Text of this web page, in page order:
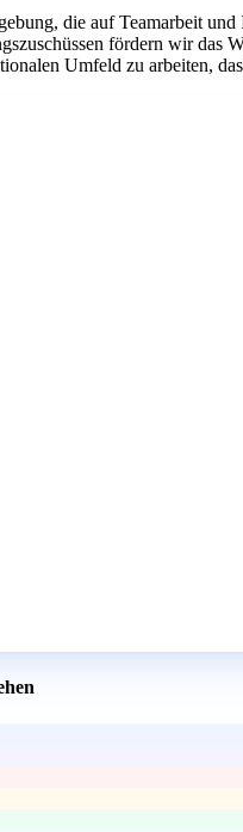
die auf Teamarbeit
fördern wir das
Umfeld zu arbeiten,